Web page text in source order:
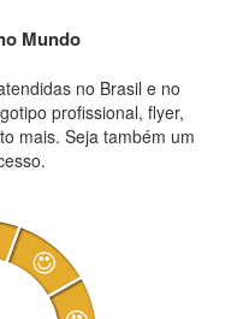
Mundo
no Brasil e no
profissional, flyer,
mais. Seja também um